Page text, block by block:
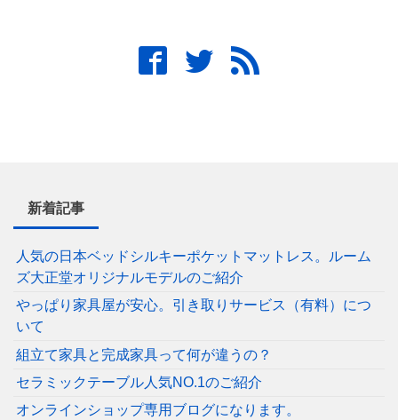
新着記事
人気の日本ベッドシルキーポケットマットレス。ルーム
ズ大正堂オリジナルモデルのご紹介
やっぱり家具屋が安心。引き取りサービス（有料）につ
いて
組立て家具と完成家具って何が違うの？
セラミックテーブル人気NO.1のご紹介
オンラインショップ専用ブログになります。